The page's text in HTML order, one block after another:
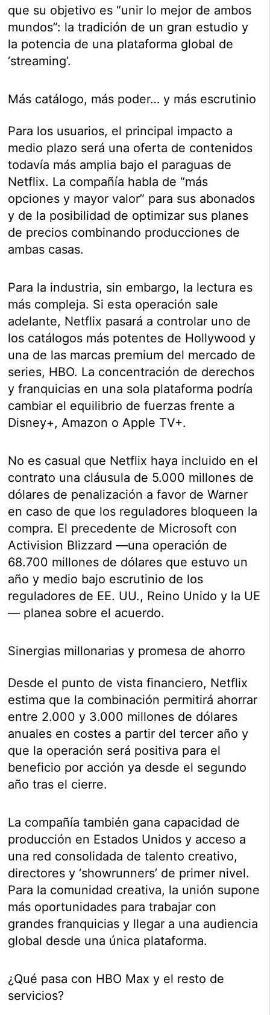
que su objetivo es “unir lo mejor de ambos
mundos”: la tradición de un gran estudio y
la potencia de una plataforma global de
‘streaming’.
Más catálogo, más poder… y más escrutinio
Para los usuarios, el principal impacto a
medio plazo será una oferta de contenidos
todavía más amplia bajo el paraguas de
Netflix. La compañía habla de “más
opciones y mayor valor” para sus abonados
y de la posibilidad de optimizar sus planes
de precios combinando producciones de
ambas casas.
Para la industria, sin embargo, la lectura es
más compleja. Si esta operación sale
adelante, Netflix pasará a controlar uno de
los catálogos más potentes de Hollywood y
una de las marcas premium del mercado de
series, HBO. La concentración de derechos
y franquicias en una sola plataforma podría
cambiar el equilibrio de fuerzas frente a
Disney+, Amazon o Apple TV+.
No es casual que Netflix haya incluido en el
contrato una cláusula de 5.000 millones de
dólares de penalización a favor de Warner
en caso de que los reguladores bloqueen la
compra. El precedente de Microsoft con
Activision Blizzard —una operación de
68.700 millones de dólares que estuvo un
año y medio bajo escrutinio de los
reguladores de EE. UU., Reino Unido y la UE
— planea sobre el acuerdo.
Sinergias millonarias y promesa de ahorro
Desde el punto de vista financiero, Netflix
estima que la combinación permitirá ahorrar
entre 2.000 y 3.000 millones de dólares
anuales en costes a partir del tercer año y
que la operación será positiva para el
beneficio por acción ya desde el segundo
año tras el cierre.
La compañía también gana capacidad de
producción en Estados Unidos y acceso a
una red consolidada de talento creativo,
directores y ‘showrunners’ de primer nivel.
Para la comunidad creativa, la unión supone
más oportunidades para trabajar con
grandes franquicias y llegar a una audiencia
global desde una única plataforma.
¿Qué pasa con HBO Max y el resto de
servicios?